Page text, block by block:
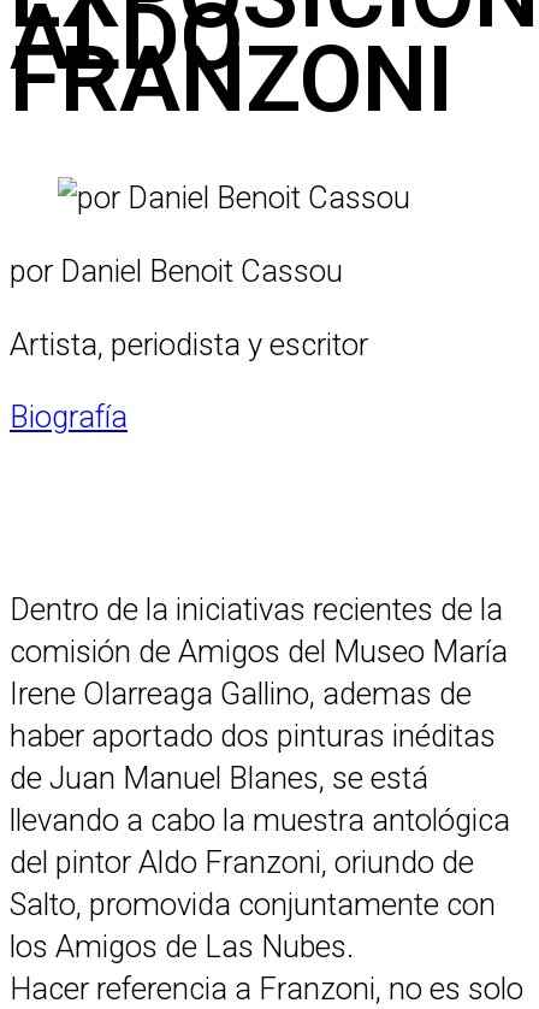
ALDO
FRANZONI
por Daniel Benoit Cassou
Artista, periodista y escritor
Biografía
Dentro de la iniciativas recientes de la
comisión de Amigos del Museo María
Irene Olarreaga Gallino, ademas de
haber aportado dos pinturas inéditas
de Juan Manuel Blanes, se está
llevando a cabo la muestra antológica
del pintor Aldo Franzoni, oriundo de
Salto, promovida conjuntamente con
los Amigos de Las Nubes.
Hacer referencia a Franzoni, no es solo